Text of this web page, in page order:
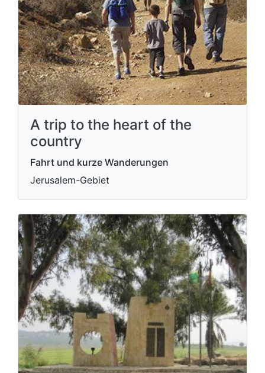
A trip to the heart of the
country
Fahrt und kurze Wanderungen
Jerusalem-Gebiet